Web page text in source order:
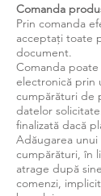
Comanda
Prin comanda
acceptați toate
document.
Comanda
electronică prin
cumpărături de
datelor
finalizată dacă
Adăugarea
cumpărături, în
atrage după
comenzi,